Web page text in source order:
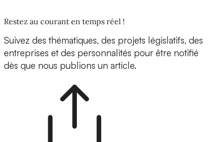
Restez au courant en temps réel !
Suivez des thématiques, des projets législatifs, des
entreprises et des personnalités pour être notifié
dès que nous publions un article.